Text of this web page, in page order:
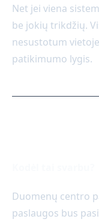
Net jei viena
be jokių trikdžių.
nesustotum
patikimumo lygis.
Duomenų centro
paslaugos bus